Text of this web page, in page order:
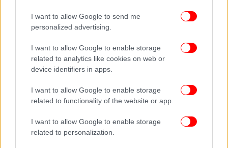
I want to allow Google to send me
personalized advertising.
I want to allow Google to enable storage
related to analytics like cookies on web or
device identifiers in apps.
I want to allow Google to enable storage
related to functionality of the website or app.
I want to allow Google to enable storage
related to personalization.
ειδικοί προειδοποιούν για τα εξής:
• Εάν περιέχει πολύ αλάτι, αποφύγετε τη χρήση του
• Εάν έχει προστεθεί βούτυρο, λάδι ή γάλα, μην το